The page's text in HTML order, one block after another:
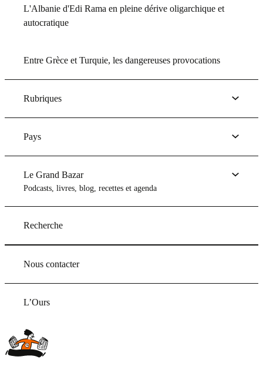
L'Albanie d'Edi Rama en pleine dérive oligarchique et
autocratique
Entre Grèce et Turquie, les dangereuses provocations
Rubriques
Pays
Le Grand Bazar
Podcasts, livres, blog, recettes et agenda
Recherche
Nous contacter
L’Ours